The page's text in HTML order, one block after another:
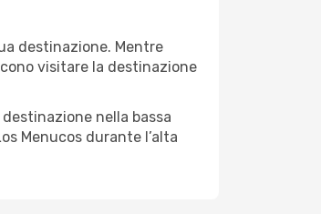
destinazione. Mentre
visitare la destinazione
nella bassa
Menucos durante l’alta